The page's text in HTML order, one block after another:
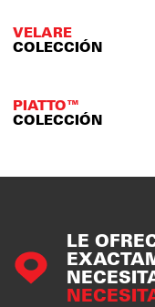
VELARE
COLECCIÓN
PIATTO™
COLECCIÓN
LE